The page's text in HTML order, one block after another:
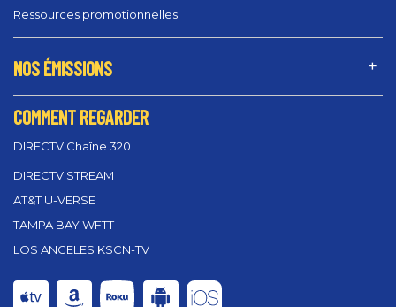
Ressources promotionnelles
NOS ÉMISSIONS
COMMENT REGARDER
DIRECTV Chaîne 320
DIRECTV STREAM
AT&T U-VERSE
TAMPA BAY WFTT
LOS ANGELES KSCN-TV